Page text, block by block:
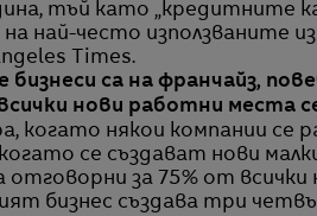
тъй като
най-често използваните
Times.
са на франчайз,
нови работни места
когато някои компании се
се създават нови
отговорни за 75% от
бизнес създава три